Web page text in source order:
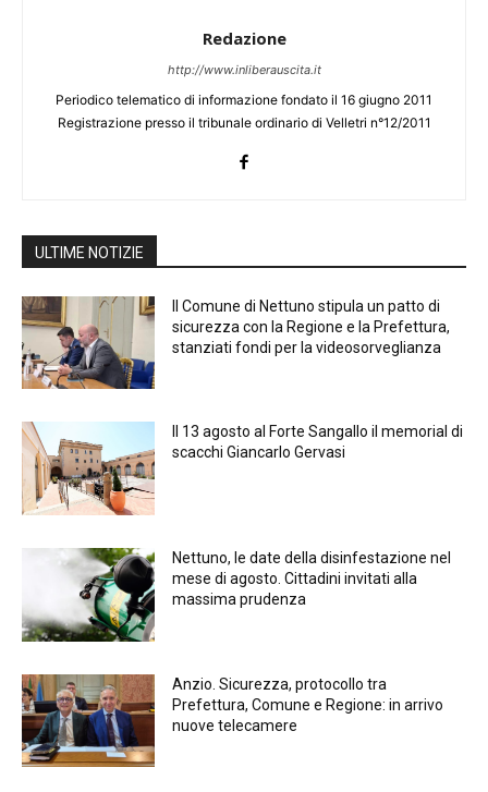
Redazione
http://www.inliberauscita.it
Periodico telematico di informazione fondato il 16 giugno 2011
Registrazione presso il tribunale ordinario di Velletri n°12/2011
ULTIME NOTIZIE
Il Comune di Nettuno stipula un patto di
sicurezza con la Regione e la Prefettura,
stanziati fondi per la videosorveglianza
Il 13 agosto al Forte Sangallo il memorial di
scacchi Giancarlo Gervasi
Nettuno, le date della disinfestazione nel
mese di agosto. Cittadini invitati alla
massima prudenza
Anzio. Sicurezza, protocollo tra
Prefettura, Comune e Regione: in arrivo
nuove telecamere